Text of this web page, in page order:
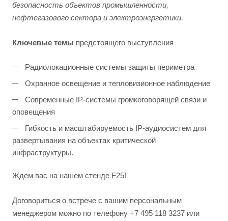
безопасность объектов промышленности,
нефтегазового сектора и электроэнергетики.
Ключевые темы предстоящего выступления
Радиолокационные системы защиты периметра
Охранное освещение и тепловизионное наблюдение
Современные IP-системы громкоговорящей связи и
оповещения
Гибкость и масштабируемость IP-аудиосистем для
развертывания на объектах критической
инфраструктуры.
Ждем вас на нашем стенде F25!
Договориться о встрече с вашим персональным
менеджером можно по телефону +7 495 118 3237 или